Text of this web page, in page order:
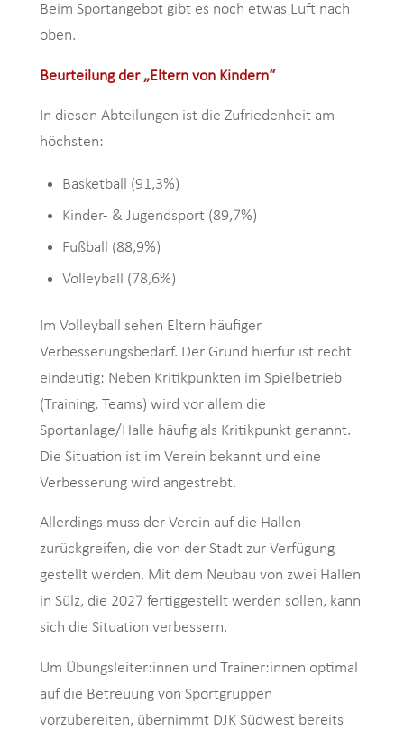
Beim Sportangebot gibt es noch etwas Luft nach
oben.
Beurteilung der „Eltern von Kindern“
In diesen Abteilungen ist die Zufriedenheit am
höchsten:
Basketball (91,3%)
Kinder- & Jugendsport (89,7%)
Fußball (88,9%)
Volleyball (78,6%)
Im Volleyball sehen Eltern häufiger
Verbesserungsbedarf. Der Grund hierfür ist recht
eindeutig: Neben Kritikpunkten im Spielbetrieb
(Training, Teams) wird vor allem die
Sportanlage/Halle häufig als Kritikpunkt genannt.
Die Situation ist im Verein bekannt und eine
Verbesserung wird angestrebt.
Allerdings muss der Verein auf die Hallen
zurückgreifen, die von der Stadt zur Verfügung
gestellt werden. Mit dem Neubau von zwei Hallen
in Sülz, die 2027 fertiggestellt werden sollen, kann
sich die Situation verbessern.
Um Übungsleiter:innen und Trainer:innen optimal
auf die Betreuung von Sportgruppen
vorzubereiten, übernimmt DJK Südwest bereits